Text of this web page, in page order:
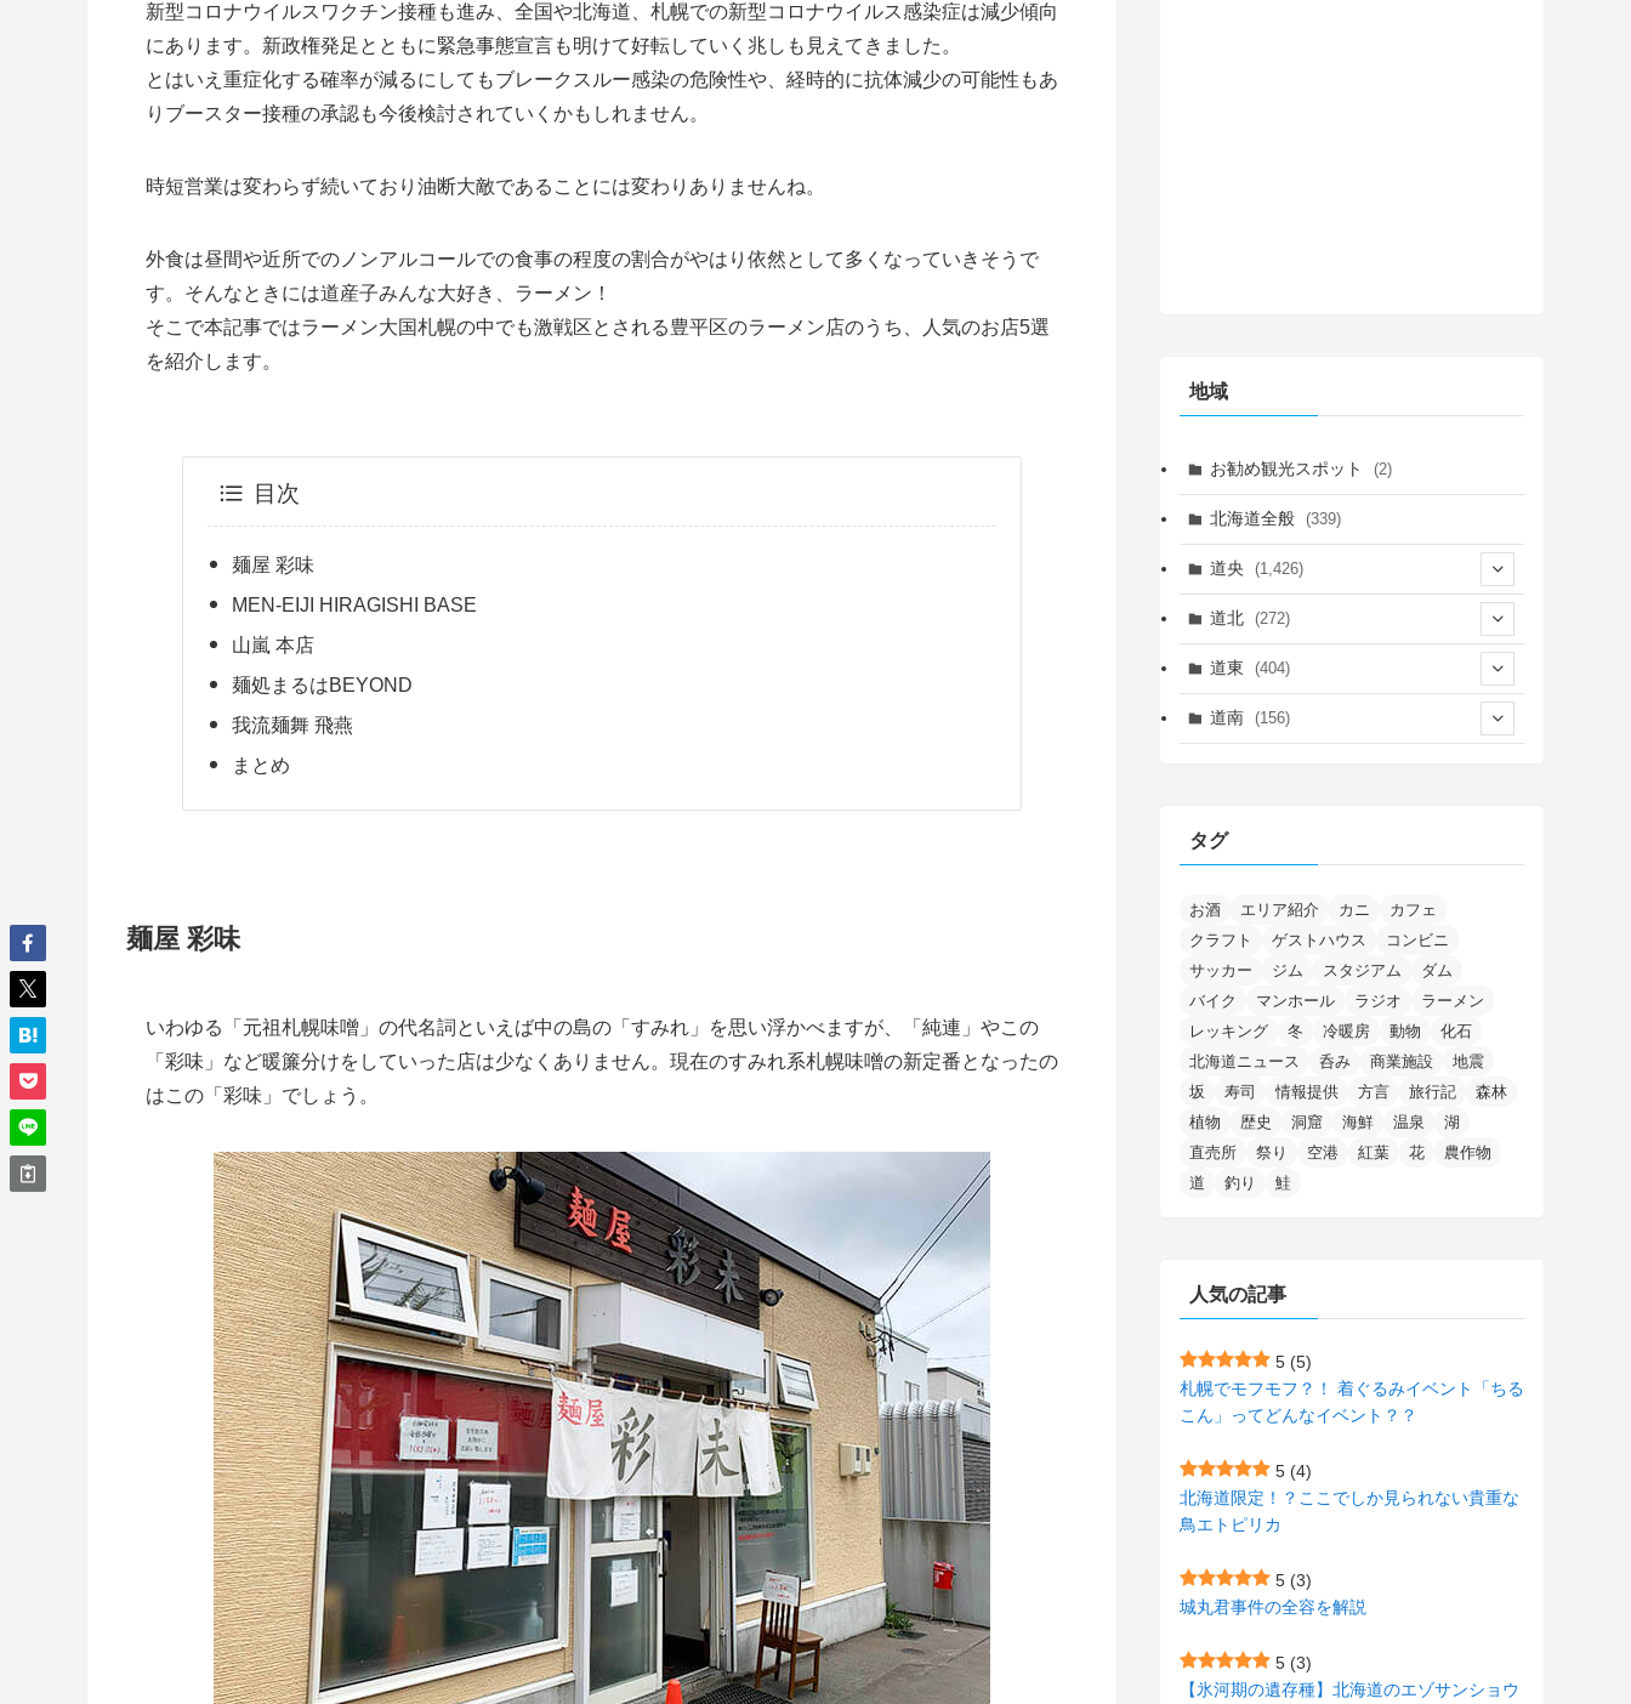
新型コロナウイルスワクチン接種も進み、全国や北海道、札幌での新型コロナウイルス感染症は減少傾向
にあります。新政権発足とともに緊急事態宣言も明けて好転していく兆しも見えてきました。
とはいえ重症化する確率が減るにしてもブレークスルー感染の危険性や、経時的に抗体減少の可能性もあ
りブースター接種の承認も今後検討されていくかもしれません。
時短営業は変わらず続いており油断大敵であることには変わりありませんね。
外食は昼間や近所でのノンアルコールでの食事の程度の割合がやはり依然として多くなっていきそうで
す。そんなときには道産子みんな大好き、ラーメン！
そこで本記事ではラーメン大国札幌の中でも激戦区とされる豊平区のラーメン店のうち、人気のお店5選
を紹介します。
目次
麺屋 彩味
MEN-EIJI HIRAGISHI BASE
山嵐 本店
麺処まるはBEYOND
我流麺舞 飛燕
まとめ
麺屋 彩味
いわゆる「元祖札幌味噌」の代名詞といえば中の島の「すみれ」を思い浮かべますが、「純連」やこの
「彩味」など暖簾分けをしていった店は少なくありません。現在のすみれ系札幌味噌の新定番となったの
はこの「彩味」でしょう。
地域
お勧め観光スポット (2)
北海道全般 (339)
道央 (1,426)
(339)
(14)
(11)
(27)
(7)
(21)
(4)
(7)
(2)
(1)
(7)
(10)
(5)
(2)
(72)
(5)
(15)
(9)
(11)
(3)
(15)
(157)
(4)
(4)
道北 (272)
(27)
(6)
(5)
(5)
(35)
(11)
(2)
(43)
(5)
(1)
(8)
(5)
(4)
(1)
(10)
(8)
(1)
(3)
道東 (404)
(9)
(15)
(2)
(1)
(11)
(12)
(4)
(2)
(3)
(3)
(7)
(5)
(5)
(24)
(3)
(1)
(31)
(7)
(12)
(4)
(27)
(6)
(2)
(1)
(9)
(5)
(8)
(5)
(10)
道南 (156)
(2)
(1)
(96)
(6)
(4)
(1)
(4)
タグ
お酒 エリア紹介 カニ
カフェ
クラフト
ゲストハウス
コンビニ
サッカー
ジム スタジアム
ダム
バイク
マンホール ラジオ
ラーメン
レッキング
冬 冷暖房 動物
化石
北海道ニュース
呑み 商業施設
地震
坂
寿司 情報提供 方言 旅行記
森林
植物
歴史 洞窟 海鮮 温泉
湖
直売所
祭り 空港 紅葉 花
農作物
道
釣り 鮭
人気の記事
5 (5)
札幌でモフモフ？！ 着ぐるみイベント「ちる
こん」ってどんなイベント？？
5 (4)
北海道限定！？ここでしか見られない貴重な
鳥エトピリカ
5 (3)
城丸君事件の全容を解説
5 (3)
【氷河期の遺存種】北海道のエゾサンショウ